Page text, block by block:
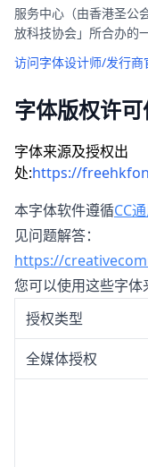
服务中心（由香港圣公
放科技协会」所合办的
访问字体设计师/发行商
字体版权许
字体来源及授权出
处:https://
本字体软件遵循CC
见问题解答：
https://
您可以使用这些字体
授权类型
全媒体授权